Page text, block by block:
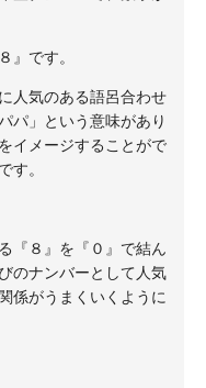
』です。
人気のある語呂合わせ
パ」という意味があり
イメージすることがで
す。
『８』を『０』で結ん
のナンバーとして人気
係がうまくいくように